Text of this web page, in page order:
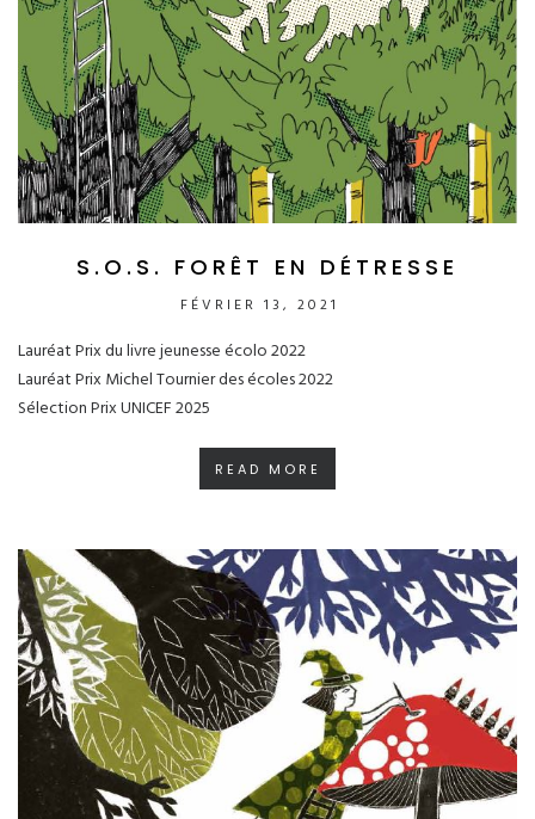
S.O.S. FORÊT EN DÉTRESSE
FÉVRIER 13, 2021
Lauréat Prix du livre jeunesse écolo 2022
Lauréat Prix Michel Tournier des écoles 2022
Sélection Prix UNICEF 2025
READ MORE